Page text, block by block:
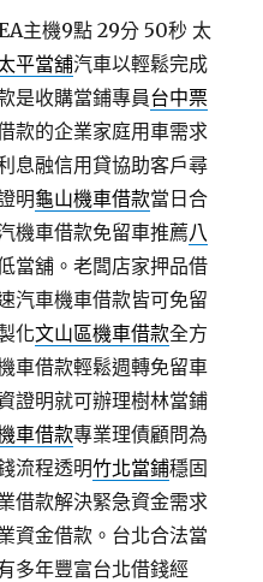
主機9點 29分 50秒 太
平當舖汽車以輕鬆完成
是收購當鋪專員台中票
款的企業家庭用車需求
息融信用貸協助客戶尋
明龜山機車借款當日合
機車借款免留車推薦八
當舖。老闆店家押品借
汽車機車借款皆可免留
化文山區機車借款全方
車借款輕鬆週轉免留車
證明就可辦理樹林當鋪
車借款專業理債顧問為
流程透明竹北當鋪穩固
借款解決緊急資金需求
資金借款。台北合法當
多年豐富台北借錢經